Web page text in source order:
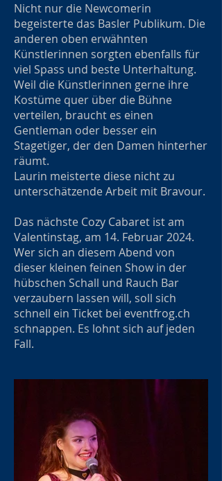
Nicht nur die Newcomerin
begeisterte das Basler Publikum. Die
anderen oben erwähnten
Künstlerinnen sorgten ebenfalls für
viel Spass und beste Unterhaltung.
Weil die Künstlerinnen gerne ihre
Kostüme quer über die Bühne
verteilen, braucht es einen
Gentleman oder besser ein
Stagetiger, der den Damen hinterher
räumt.
Laurin meisterte diese nicht zu
unterschätzende Arbeit mit Bravour.
Das nächste Cozy Cabaret ist am
Valentinstag, am 14. Februar 2024.
Wer sich an diesem Abend von
dieser kleinen feinen Show in der
hübschen Schall und Rauch Bar
verzaubern lassen will, soll sich
schnell ein Ticket bei eventfrog.ch
schnappen. Es lohnt sich auf jeden
Fall.